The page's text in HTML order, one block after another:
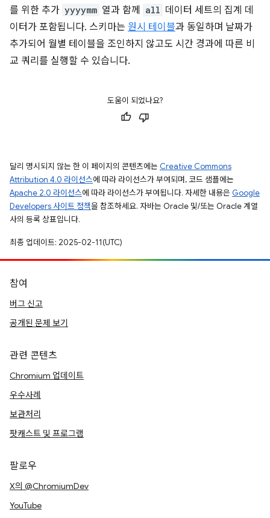
를 위한 추가 yyyymm 열과 함께 all 데이터 세트의 집계 데
이터가 포함됩니다. 스키마는 원시 테이블과 동일하며 날짜가
추가되어 월별 테이블을 조인하지 않고도 시간 경과에 따른 비
교 쿼리를 실행할 수 있습니다.
도움이 되었나요?
달리 명시되지 않는 한 이 페이지의 콘텐츠에는 Creative Commons
Attribution 4.0 라이선스에 따라 라이선스가 부여되며, 코드 샘플에는
Apache 2.0 라이선스에 따라 라이선스가 부여됩니다. 자세한 내용은 Google
Developers 사이트 정책을 참조하세요. 자바는 Oracle 및/또는 Oracle 계열
사의 등록 상표입니다.
최종 업데이트: 2025-02-11(UTC)
참여
버그 신고
공개된 문제 보기
관련 콘텐츠
Chromium 업데이트
우수사례
보관처리
팟캐스트 및 프로그램
팔로우
X의 @ChromiumDev
YouTube